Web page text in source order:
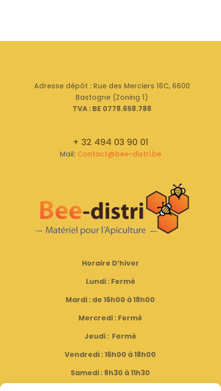
Adresse dépôt : Rue des Merciers 16C, 6600
Bastogne (Zoning 1)
TVA : BE 0778.658.788
+ 32 494 03 90 01
Mail: Contact@bee-distri.be
Horaire D’hiver
Lundi : Fermé
Mardi : de 16h00 à 18h00
Mercredi : Fermé
Jeudi : Fermé
Vendredi : 16h00 à 18h00
Samedi : 8h30 à 11h30